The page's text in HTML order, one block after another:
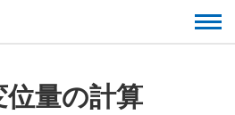
量の計算